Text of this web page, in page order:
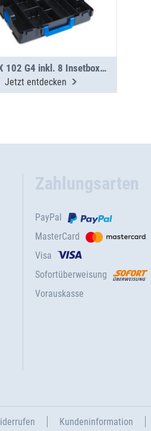
L-BOXX 102 G4 inkl. 8 Insetboxen H63
Jetzt entdecken
Zahlungsarten
PayPal
MasterCard
Visa
Sofortüberweisung
Vorauskasse
Kundeninformation